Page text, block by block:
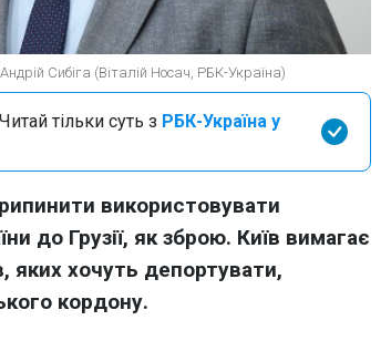
Сибіга (Віталій Носач, РБК-Україна)
тільки суть з РБК-Україна у
використовувати
до Грузії, як зброю. Київ вимагає
яких хочуть депортувати,
кордону.